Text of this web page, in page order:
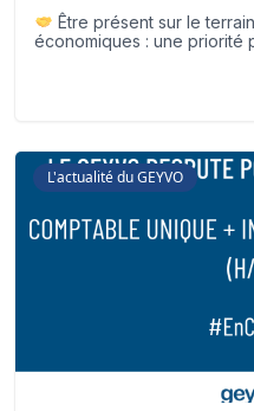
Être présent sur le
économiques : une priorité
L'actualité du GEYVO